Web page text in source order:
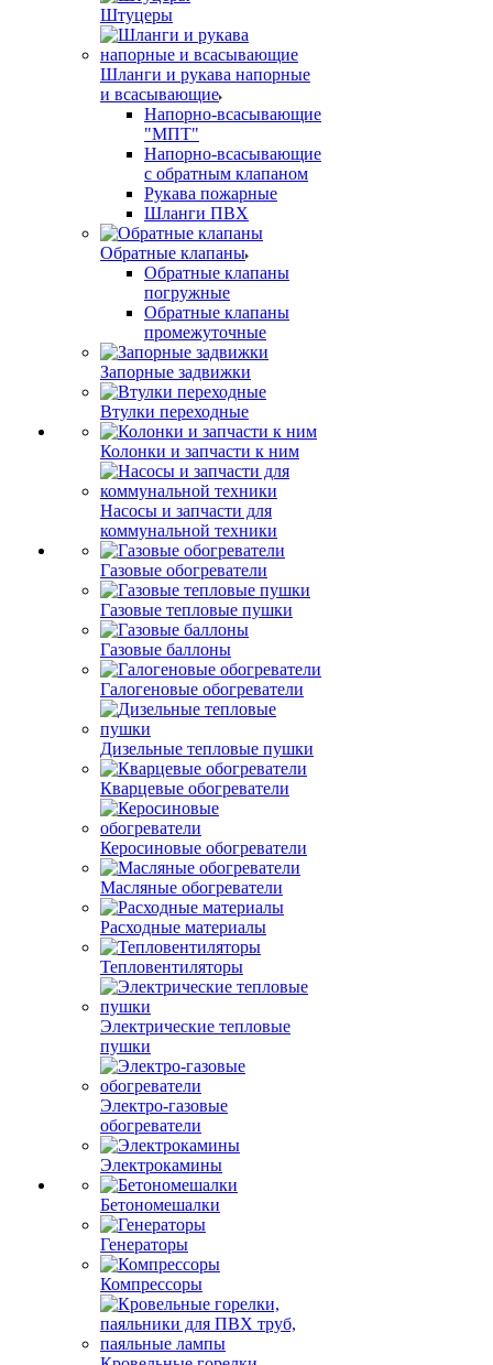
Штуцеры
Шланги и рукава напорные
и всасывающие
Напорно-всасывающие
"МПТ"
Напорно-всасывающие
с обратным клапаном
Рукава пожарные
Шланги ПВХ
Обратные клапаны
Обратные клапаны
погружные
Обратные клапаны
промежуточные
Запорные задвижки
Втулки переходные
Колонки и запчасти к ним
Насосы и запчасти для
коммунальной техники
Газовые обогреватели
Газовые тепловые пушки
Газовые баллоны
Галогеновые обогреватели
Дизельные тепловые пушки
Кварцевые обогреватели
Керосиновые обогреватели
Масляные обогреватели
Расходные материалы
Тепловентиляторы
Электрические тепловые
пушки
Электро-газовые
обогреватели
Электрокамины
Бетономешалки
Генераторы
Компрессоры